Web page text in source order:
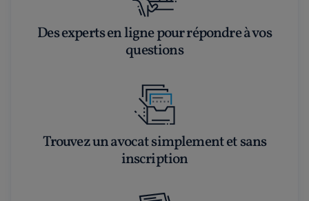
Des experts en ligne pour répondre à vos
questions
Trouvez un avocat simplement et sans
inscription